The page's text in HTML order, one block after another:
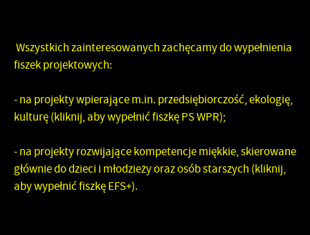
Wszystkich zainteresowanych zachęcamy do wypełnienia
fiszek projektowych:
- na projekty wpierające m.in. przedsiębiorczość, ekologię,
kulturę (kliknij, aby wypełnić fiszkę PS WPR);
- na projekty rozwijające kompetencje miękkie, skierowane
głównie do dzieci i młodzieży oraz osób starszych (kliknij,
aby wypełnić fiszkę EFS+).